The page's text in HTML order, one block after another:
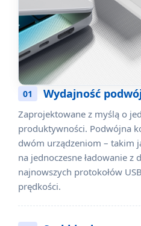
01 Wydajność
Zaprojektowane z myślą o
produktywności. Podwójna
dwóm urządzeniom – takim
na jednoczesne ładowanie z
najnowszych protokołów
prędkości.